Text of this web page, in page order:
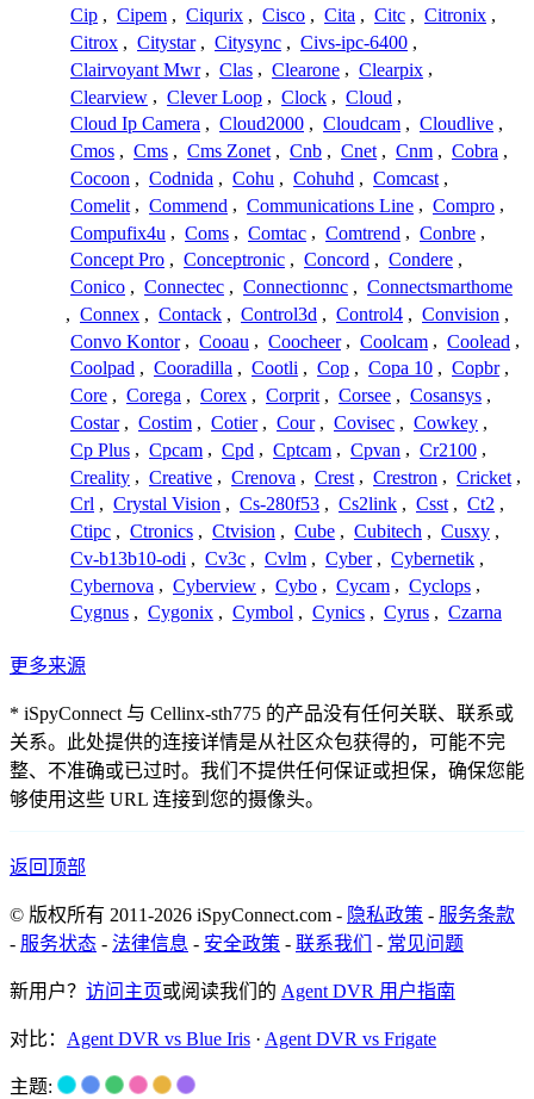
Cip , Cipem , Ciqurix , Cisco , Cita , Citc , Citronix ,
Citrox , Citystar , Citysync , Civs-ipc-6400 ,
Clairvoyant Mwr , Clas , Clearone , Clearpix ,
Clearview , Clever Loop , Clock , Cloud ,
Cloud Ip Camera , Cloud2000 , Cloudcam , Cloudlive ,
Cmos , Cms , Cms Zonet , Cnb , Cnet , Cnm , Cobra ,
Cocoon , Codnida , Cohu , Cohuhd , Comcast ,
Comelit , Commend , Communications Line , Compro ,
Compufix4u , Coms , Comtac , Comtrend , Conbre ,
Concept Pro , Conceptronic , Concord , Condere ,
Conico , Connectec , Connectionnc , Connectsmarthome
, Connex , Contack , Control3d , Control4 , Convision ,
Convo Kontor , Cooau , Coocheer , Coolcam , Coolead ,
Coolpad , Cooradilla , Cootli , Cop , Copa 10 , Copbr ,
Core , Corega , Corex , Corprit , Corsee , Cosansys ,
Costar , Costim , Cotier , Cour , Covisec , Cowkey ,
Cp Plus , Cpcam , Cpd , Cptcam , Cpvan , Cr2100 ,
Creality , Creative , Crenova , Crest , Crestron , Cricket ,
Crl , Crystal Vision , Cs-280f53 , Cs2link , Csst , Ct2 ,
Ctipc , Ctronics , Ctvision , Cube , Cubitech , Cusxy ,
Cv-b13b10-odi , Cv3c , Cvlm , Cyber , Cybernetik ,
Cybernova , Cyberview , Cybo , Cycam , Cyclops ,
Cygnus , Cygonix , Cymbol , Cynics , Cyrus , Czarna
更多来源
* iSpyConnect 与 Cellinx-sth775 的产品没有任何关联、联系或
关系。此处提供的连接详情是从社区众包获得的，可能不完
整、不准确或已过时。我们不提供任何保证或担保，确保您能
够使用这些 URL 连接到您的摄像头。
返回顶部
© 版权所有 2011-2026 iSpyConnect.com - 隐私政策 - 服务条款
- 服务状态 - 法律信息 - 安全政策 - 联系我们 - 常见问题
新用户？ 访问主页或阅读我们的 Agent DVR 用户指南
对比： Agent DVR vs Blue Iris · Agent DVR vs Frigate
主题: